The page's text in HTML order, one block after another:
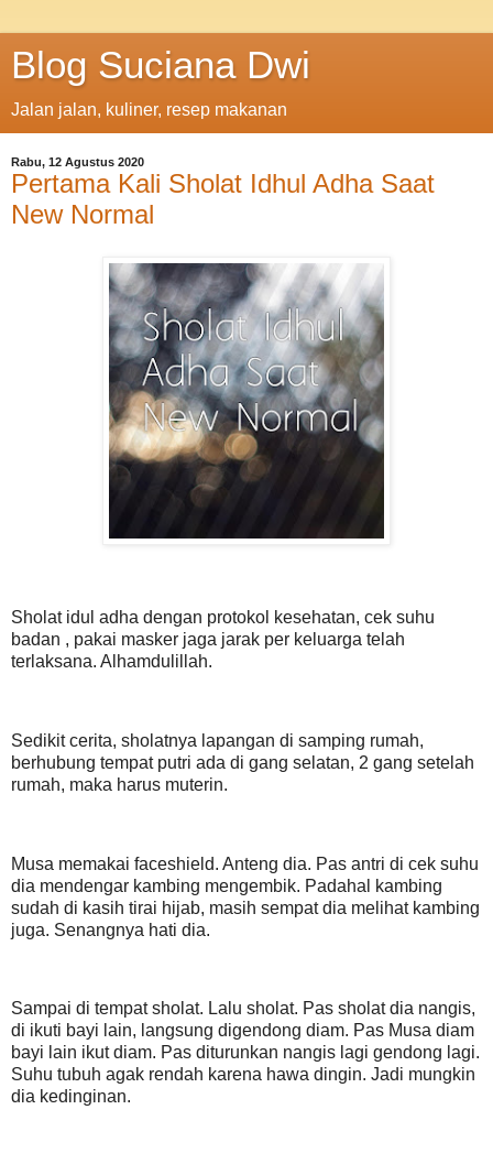
Blog Suciana Dwi
Jalan jalan, kuliner, resep makanan
Rabu, 12 Agustus 2020
Pertama Kali Sholat Idhul Adha Saat
New Normal
Sholat idul adha dengan protokol kesehatan, cek suhu
badan , pakai masker jaga jarak per keluarga telah
terlaksana. Alhamdulillah.
Sedikit cerita, sholatnya lapangan di samping rumah,
berhubung tempat putri ada di gang selatan, 2 gang setelah
rumah, maka harus muterin.
Musa memakai faceshield. Anteng dia. Pas antri di cek suhu
dia mendengar kambing mengembik. Padahal kambing
sudah di kasih tirai hijab, masih sempat dia melihat kambing
juga. Senangnya hati dia.
Sampai di tempat sholat. Lalu sholat. Pas sholat dia nangis,
di ikuti bayi lain, langsung digendong diam. Pas Musa diam
bayi lain ikut diam. Pas diturunkan nangis lagi gendong lagi.
Suhu tubuh agak rendah karena hawa dingin. Jadi mungkin
dia kedinginan.